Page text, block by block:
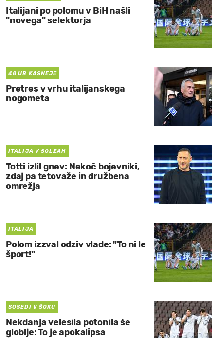
MOJ
Italijani po polomu v BiH našli
"novega" selektorja
48 UR KASNEJE
Pretres v vrhu italijanskega
nogometa
ITALIJA V SOLZAH
Totti izlil gnev: Nekoč bojevniki,
zdaj pa tetovaže in družbena
omrežja
ITALIJA
Polom izzval odziv vlade: "To ni le
šport!"
SOSEDI V ŠOKU
Nekdanja velesila potonila še
globlje: To je apokalipsa